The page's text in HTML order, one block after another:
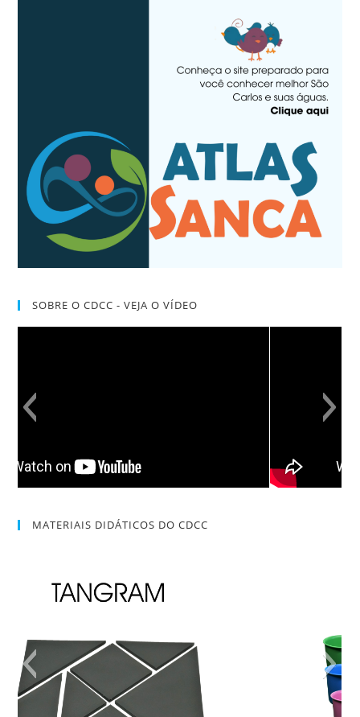
SOBRE O CDCC - VEJA O VÍDEO
MATERIAIS DIDÁTICOS DO CDCC